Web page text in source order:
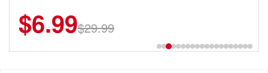
$6.99$29.99